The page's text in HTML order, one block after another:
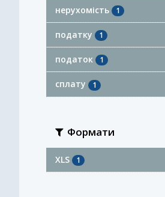
нерухомість 1
податку 1
податок 1
сплату 1
Формати
XLS 1